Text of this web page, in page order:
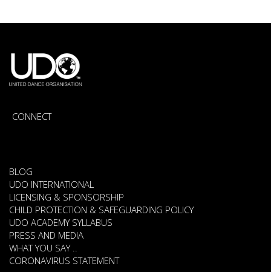
CONNECT
BLOG
UDO INTERNATIONAL
LICENSING & SPONSORSHIP
CHILD PROTECTION & SAFEGUARDING POLICY
UDO ACADEMY SYLLABUS
PRESS AND MEDIA
WHAT YOU SAY ..
CORONAVIRUS STATEMENT